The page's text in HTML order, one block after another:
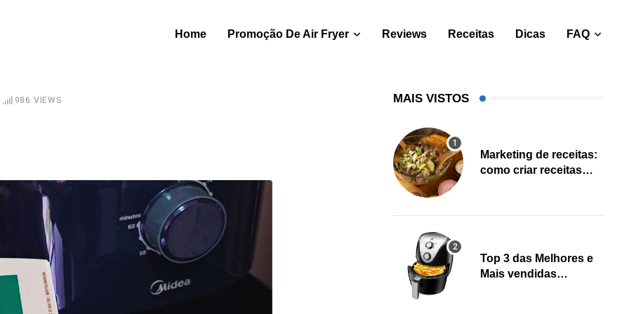
Home Promoção De Air Fryer Reviews Receitas Dicas FAQ
986 VIEWS MAIS VISTOS
Marketing de receitas:
como criar receitas
Top 3 das Melhores e
Mais vendidas